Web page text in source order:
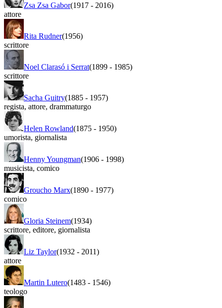
Zsa Zsa Gabor(1917 - 2016)
attore
Rita Rudner(1956)
scrittore
Noel Clarasó i Serrat(1899 - 1985)
scrittore
Sacha Guitry(1885 - 1957)
regista, attore, drammaturgo
Helen Rowland(1875 - 1950)
umorista, giornalista
Henny Youngman(1906 - 1998)
musicista, comico
Groucho Marx(1890 - 1977)
comico
Gloria Steinem(1934)
scrittore, editore, giornalista
Liz Taylor(1932 - 2011)
attore
Martin Lutero(1483 - 1546)
teologo